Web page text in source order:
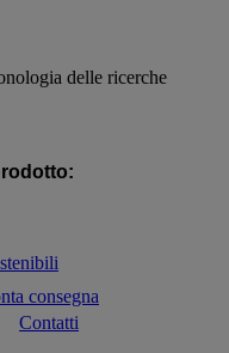
delle ricerche
consegna
Contatti